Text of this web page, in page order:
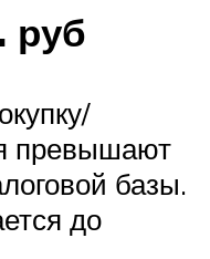
руб
превышают
базы.
до